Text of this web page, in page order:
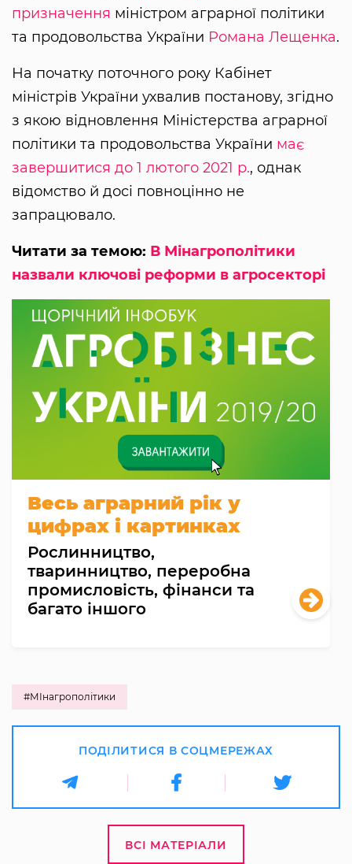
призначення міністром аграрної політики
та продовольства України Романа Лещенка.
На початку поточного року Кабінет
міністрів України ухвалив постанову, згідно
з якою відновлення Міністерства аграрної
політики та продовольства України має
завершитися до 1 лютого 2021 р., однак
відомство й досі повноцінно не
запрацювало.
Читати за темою: В Мінагрополітики
назвали ключові реформи в агросекторі
Весь аграрний рік у
цифрах і картинках
Рослинництво,
тваринництво, переробна
промисловість, фінанси та
багато іншого
#МІнагрополітики
ПОДІЛИТИСЯ В СОЦМЕРЕЖАХ
ВСІ МАТЕРІАЛИ